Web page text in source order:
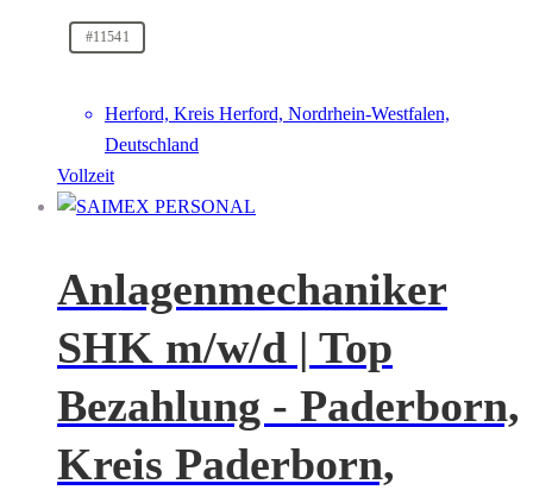
#11541
Herford, Kreis Herford, Nordrhein-Westfalen,
Deutschland
Vollzeit
Anlagenmechaniker
SHK m/w/d | Top
Bezahlung - Paderborn,
Kreis Paderborn,